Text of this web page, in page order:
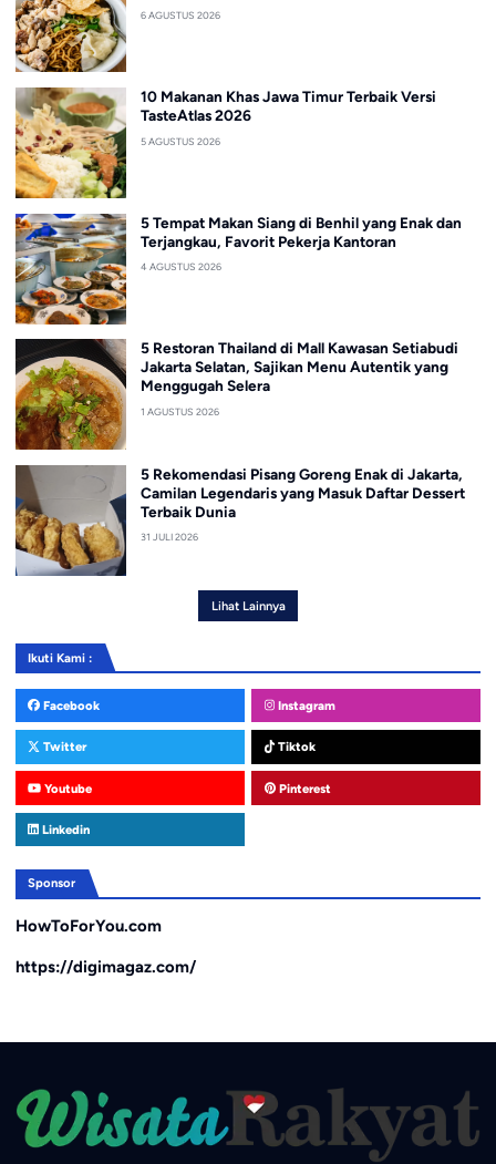
6 AGUSTUS 2026
10 Makanan Khas Jawa Timur Terbaik Versi
TasteAtlas 2026
5 AGUSTUS 2026
5 Tempat Makan Siang di Benhil yang Enak dan
Terjangkau, Favorit Pekerja Kantoran
4 AGUSTUS 2026
5 Restoran Thailand di Mall Kawasan Setiabudi
Jakarta Selatan, Sajikan Menu Autentik yang
Menggugah Selera
1 AGUSTUS 2026
5 Rekomendasi Pisang Goreng Enak di Jakarta,
Camilan Legendaris yang Masuk Daftar Dessert
Terbaik Dunia
31 JULI 2026
Lihat Lainnya
Ikuti Kami :
Facebook Instagram
Twitter Tiktok
Youtube Pinterest
Linkedin
Sponsor
HowToForYou.com
https://digimagaz.com/